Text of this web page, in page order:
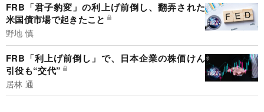
FRB「君子豹変」の利上げ前倒し、翻弄された
米国債市場で起きたこと
野地 慎
FRB「利上げ前倒し」で、日本企業の株価けん
引役も“交代”
居林 通